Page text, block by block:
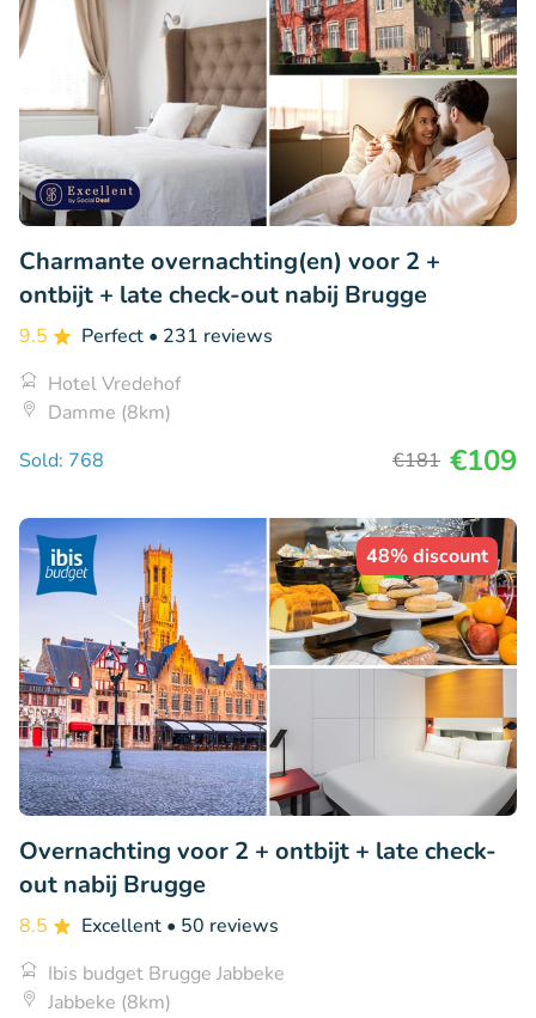
Charmante overnachting(en) voor 2 +
ontbijt + late check-out nabij Brugge
9.5 Perfect • 231 reviews
Hotel Vredehof
Damme (8km)
Sold: 768
€181 €109
48% discount
Overnachting voor 2 + ontbijt + late check-
out nabij Brugge
8.5 Excellent • 50 reviews
Ibis budget Brugge Jabbeke
Jabbeke (8km)